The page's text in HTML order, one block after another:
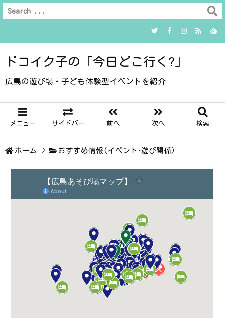
ドコイク子の「今日どこ行く?」
広島の遊び場・子ども体験型イベントを紹介
メニュー サイドバー 前へ 次へ 検索
ホーム > おすすめ情報(イベント･遊び関係)